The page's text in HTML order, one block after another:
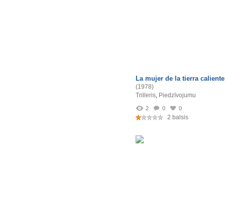
La mujer de la tierra caliente
(1978)
Trilleris, Piedzīvojumu
2 0 0
2 balsis